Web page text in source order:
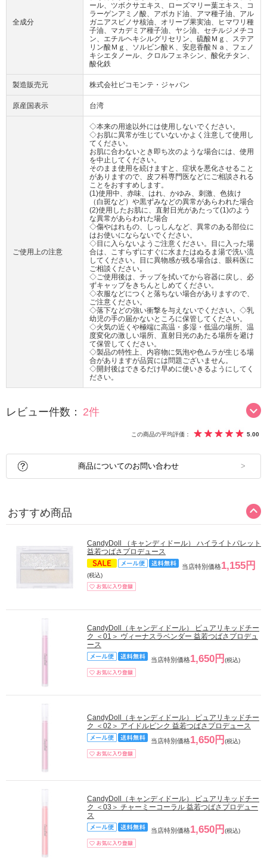
全成分
ール、ツボクサエキス、ローズマリー葉エキス、コ
ラーゲンアミノ酸、アボカド油、アマ種子油、アル
ガニアスピノサ核油、オリーブ果実油、ヒマワリ種
子油、マカデミア種子油、ヤシ油、セチルジメチコ
ン、エチルヘキシルグリセリン、硫酸Ｍｇ、ステア
リン酸Ｍｇ、ソルビン酸Ｋ、安息香酸Ｎａ、フェノ
キシエタノール、クロルフェネシン、酸化チタン、
酸化鉄
製造販売元 株式会社ピコモンテ・ジャパン
原産国表示 台湾
ご使用上の注意
◇本来の用途以外には使用しないでください。
◇お肌に異常が生じていないかよく注意して使用し
てください。
お肌に合わないとき即ち次のような場合には、使用
を中止してください。
そのまま使用を続けますと、症状を悪化させること
がありますので、皮フ科専門医などにご相談される
ことをおすすめします。
(1)使用中、赤味、はれ、かゆみ、刺激、色抜け
（白斑など）や黒ずみなどの異常があらわれた場合
(2)使用したお肌に、直射日光があたって(1)のよう
な異常があらわれた場合
◇傷やはれもの、しっしんなど、異常のある部位に
はお使いにならないでください。
◇目に入らないようご注意ください。目に入った場
合は、こすらずにすぐに水またはぬるま湯で洗い流
してください。目に異物感が残る場合は、眼科医に
ご相談ください。
◇ご使用後は、チップを拭いてから容器に戻し、必
ずキャップをきちんとしめてください。
◇衣服などにつくと落ちない場合がありますので、
ご注意ください。
◇落下などの強い衝撃を与えないでください。◇乳
幼児の手の届かないところに保管してください。
◇火気の近くや極端に高温・多湿・低温の場所、温
度変化の激しい場所、直射日光のあたる場所を避け
て保管してください。
◇製品の特性上、内容物に気泡や色ムラが生じる場
合がありますが品質には問題ございません。
◇開封後はできるだけ早めに使いきるようにしてく
ださい。
レビュー件数： 2件
この商品の平均評価： 5.00
商品についてのお問い合わせ
おすすめ商品
CandyDoll （キャンディドール） ハイライトパレット
益若つばさプロデュース
当店特別価格1,155円
(税込)
CandyDoll（キャンディドール） ピュアリキッドチー
ク ＜01＞ ヴィーナスラベンダー 益若つばさプロデュ
ース
当店特別価格1,650円 (税込)
CandyDoll（キャンディドール） ピュアリキッドチー
ク ＜02＞ アイドルピンク 益若つばさプロデュース
当店特別価格1,650円 (税込)
CandyDoll（キャンディドール） ピュアリキッドチー
ク ＜03＞ チャーミーコーラル 益若つばさプロデュー
ス
当店特別価格1,650円 (税込)